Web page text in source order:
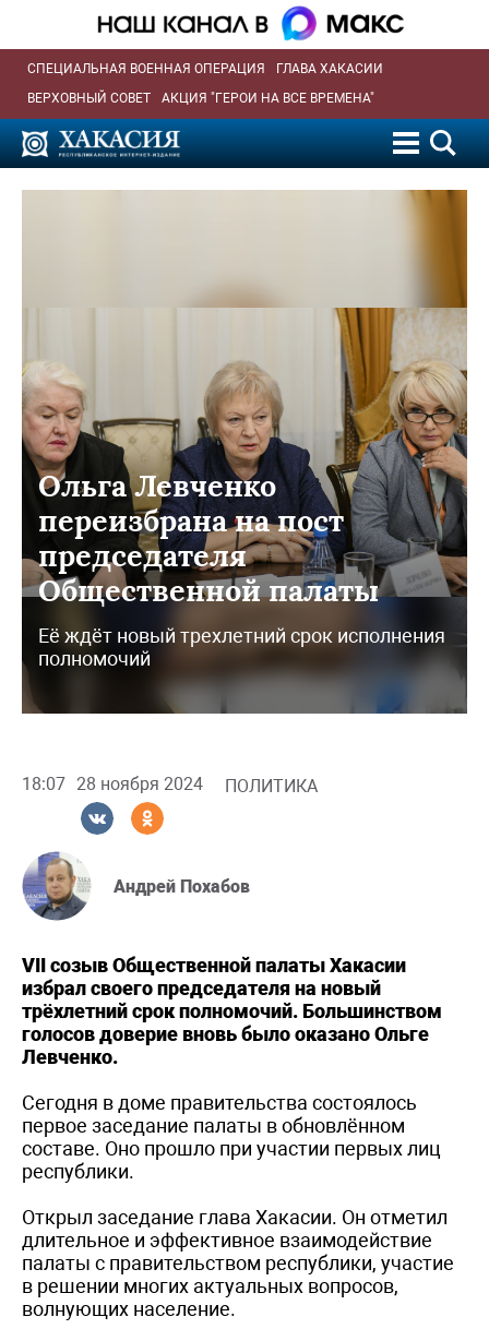
СПЕЦИАЛЬНАЯ ВОЕННАЯ ОПЕРАЦИЯ
ГЛАВА ХАКАСИИ
ВЕРХОВНЫЙ СОВЕТ
АКЦИЯ "ГЕРОИ НА ВСЕ ВРЕМЕНА"
Ольга Левченко
переизбрана на пост
председателя
Общественной палаты
Её ждёт новый трехлетний срок исполнения
полномочий
18:07 28 ноября 2024 ПОЛИТИКА
Андрей Похабов
VII созыв Общественной палаты Хакасии
избрал своего председателя на новый
трёхлетний срок полномочий. Большинством
голосов доверие вновь было оказано Ольге
Левченко.
Сегодня в доме правительства состоялось
первое заседание палаты в обновлённом
составе. Оно прошло при участии первых лиц
республики.
Открыл заседание глава Хакасии. Он отметил
длительное и эффективное взаимодействие
палаты с правительством республики, участие
в решении многих актуальных вопросов,
волнующих население.